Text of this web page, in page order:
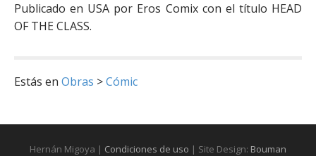
Publicado en USA por Eros Comix con el título HEAD
OF THE CLASS.
Estás en Obras >Cómic
Hernán Migoya | Condiciones de uso | Site Design: Bouman